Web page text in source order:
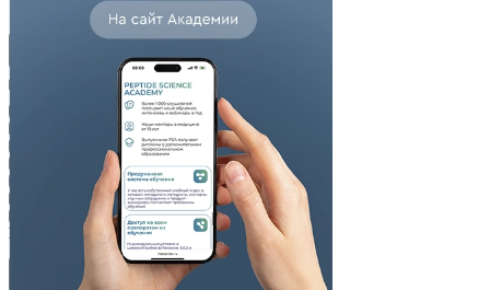
Для детей
S-аденозил-L-метионин
Глутаминовая кислота
Пептиды желудка
Пептиды печени
Хитозан
Форма выпуска